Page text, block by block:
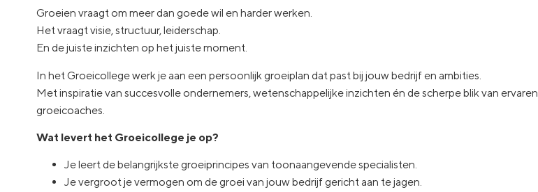
Groeien vraagt om meer dan goede wil en harder werken.
Het vraagt visie, structuur, leiderschap.
En de juiste inzichten op het juiste moment.
In het Groeicollege werk je aan een persoonlijk groeiplan dat past bij jouw bedrijf en ambities.
Met inspiratie van succesvolle ondernemers, wetenschappelijke inzichten én de scherpe blik van ervaren
groeicoaches.
Wat levert het Groeicollege je op?
Je leert de belangrijkste groeiprincipes van toonaangevende specialisten.
Je vergroot je vermogen om de groei van jouw bedrijf gericht aan te jagen.